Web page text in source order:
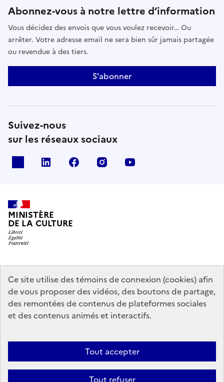
Ce site utilise des témoins de connexion (cookies) afin
de vous proposer des vidéos, des boutons de partage,
des remontées de contenus de plateformes sociales
et des contenus animés et interactifs.
Tout accepter
Tout refuser
Abonnez-vous à notre lettre d’information
Vous décidez des envois que vous voulez recevoir… Ou
arrêter. Votre adresse email ne sera bien sûr jamais partagée
ou revendue à des tiers.
S'abonner
Suivez-nous
sur les réseaux sociaux
linkedin facebook instagram
MINISTÈRE
DE LA CULTURE
data.gouv.fr legifrance.gouv.fr
info.gouv.fr
service-public.gouv.fr
Mentions légales Accessibilité : partiellement conforme
Politique
d’utilisation des témoins de connexion (cookies)
Plan du site